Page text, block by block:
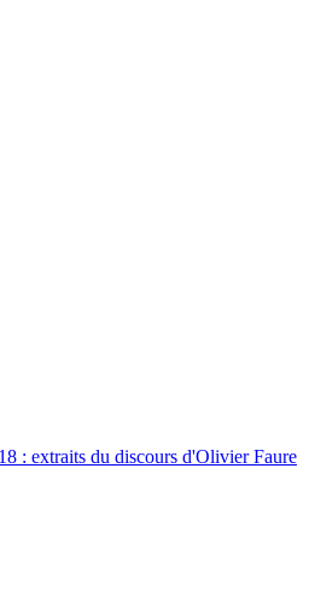
: extraits du discours d'Olivier Faure